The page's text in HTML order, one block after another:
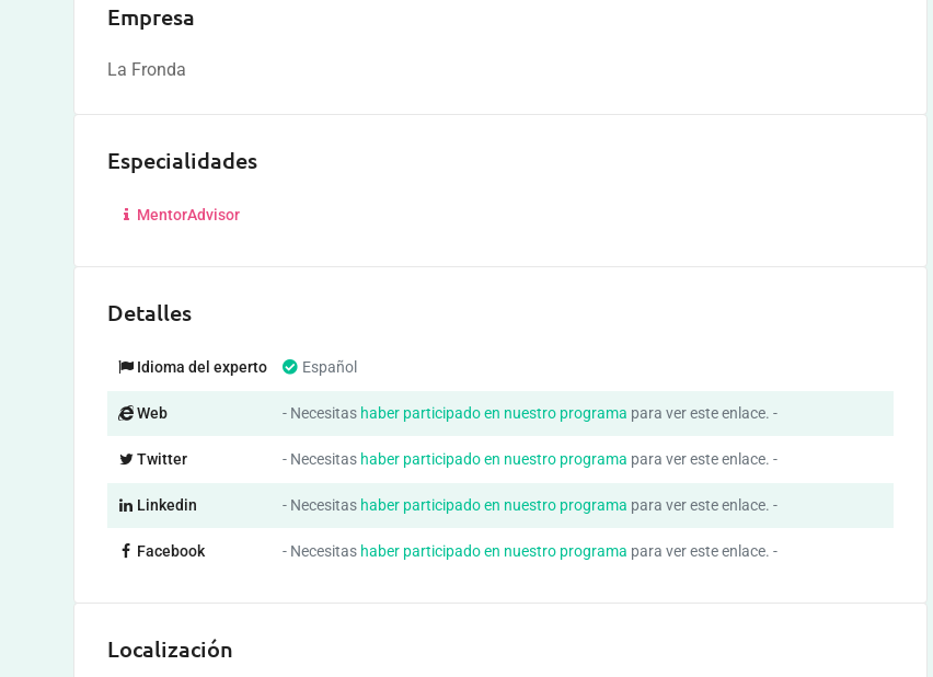
Empresa
La Fronda
Especialidades
MentorAdvisor
Detalles
Idioma del experto Español
Web - Necesitas haber participado en nuestro programa para ver este enlace. -
Twitter - Necesitas haber participado en nuestro programa para ver este enlace. -
Linkedin - Necesitas haber participado en nuestro programa para ver este enlace. -
Facebook - Necesitas haber participado en nuestro programa para ver este enlace. -
Localización